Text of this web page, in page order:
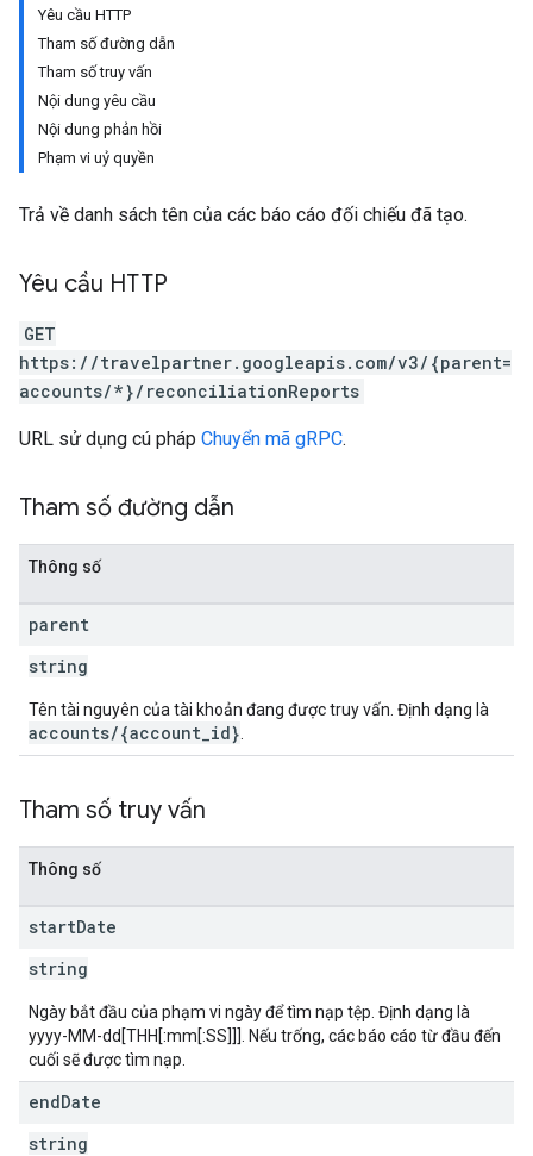
Yêu cầu HTTP
Tham số đường dẫn
Tham số truy vấn
Nội dung yêu cầu
Nội dung phản hồi
Phạm vi uỷ quyền
Trả về danh sách tên của các báo cáo đối chiếu đã tạo.
Yêu cầu HTTP
GET
https://travelpartner.googleapis.com/v3/{parent=
accounts/*}/reconciliationReports
URL sử dụng cú pháp Chuyển mã gRPC.
Tham số đường dẫn
Thông số
parent
string
Tên tài nguyên của tài khoản đang được truy vấn. Định dạng là
accounts/{account_id}
Tham số truy vấn
Thông số
startDate
string
Ngày bắt đầu của phạm vi ngày để tìm nạp tệp. Định dạng là
yyyy-MM-dd[THH[:mm[:SS]]]. Nếu trống, các báo cáo từ đầu đến
cuối sẽ được tìm nạp.
endDate
string